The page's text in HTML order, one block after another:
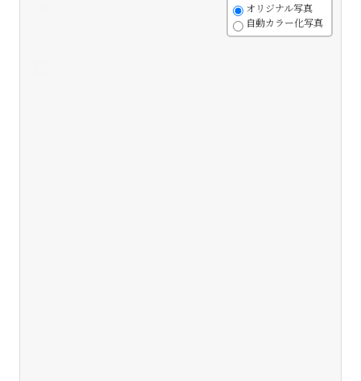
オリジナル写真
自動カラー化写真